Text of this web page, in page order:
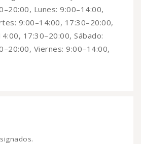
Lunes: 9:00–14:00,
9:00–14:00, 17:30–20:00,
17:30–20:00, Sábado:
Viernes: 9:00–14:00,